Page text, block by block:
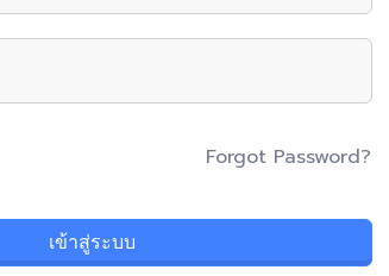
Forgot Password?
เข้าสู่ระบบ